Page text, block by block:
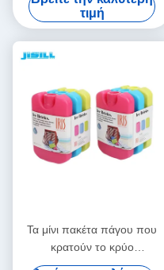
εμβολίων ο ηλιακός
καλύτερος βαθμός τροφίμων
τα πακέτα πάγου για τα
τιμή
Τα μίνι πακέτα πάγου που
κρατούν το κρύο
προωθητικό πλαστικό